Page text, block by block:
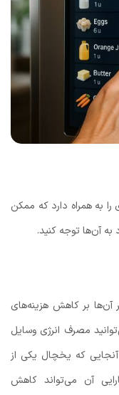
به همراه دارد که ممکن
به آن‌ها توجه کنید.
آن‌ها بر کاهش هزینه‌های
مصرف انرژی وسایل
آنجایی که یخچال یکی از
آن می‌تواند کاهش